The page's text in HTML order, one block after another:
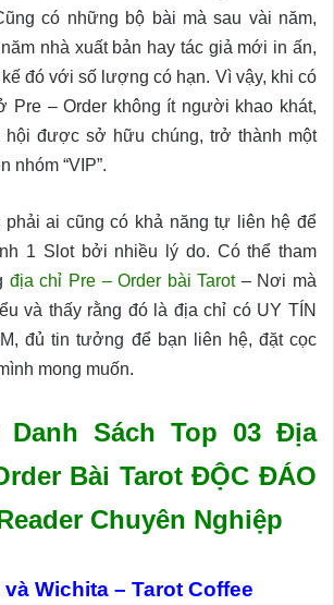
có những bộ bài mà sau vài năm,
nhà xuất bản hay tác giả mới in ấn,
đó với số lượng có hạn. Vì vậy, khi có
Pre – Order không ít người khao khát,
hội được sở hữu chúng, trở thành một
nhóm “VIP”.
phải ai cũng có khả năng tự liên hệ để
1 Slot bởi nhiều lý do. Có thể tham
địa chỉ Pre – Order bài Tarot– Nơi mà
và thấy rằng đó là địa chỉ có UY TÍN
đủ tin tưởng để bạn liên hệ, đặt cọc
mong muốn.
Danh Sách Top 03 Địa
Bài Tarot ĐỘC ĐÁO
Chuyên Nghiệp
Wichita – Tarot Coffee